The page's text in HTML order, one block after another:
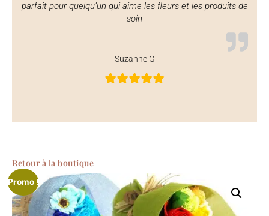
Retour à la boutique
Promo !
parfait pour quelqu’un qui aime les fleurs et les produits de
soin
Suzanne G